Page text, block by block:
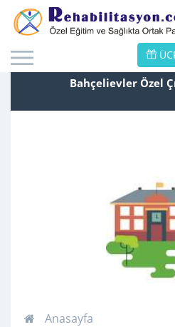
Bahçelievler Özel
Anasayfa